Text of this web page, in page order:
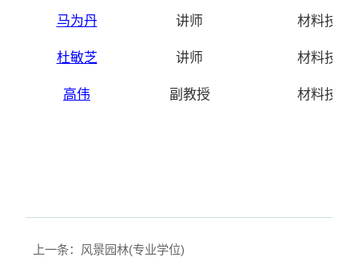
马为丹 讲师 材料技术
杜敏芝 讲师 材料技术
高伟 副教授 材料技术
上一条：风景园林(专业学位)